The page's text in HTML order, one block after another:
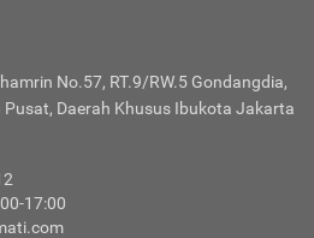
No.57, RT.9/RW.5 Gondangdia,
Daerah Khusus Ibukota Jakarta
17:00